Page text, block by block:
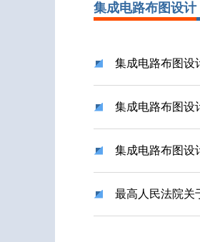
集成电路布图设计
集成电路布图设
集成电路布图设
集成电路布图设
最高人民法院关